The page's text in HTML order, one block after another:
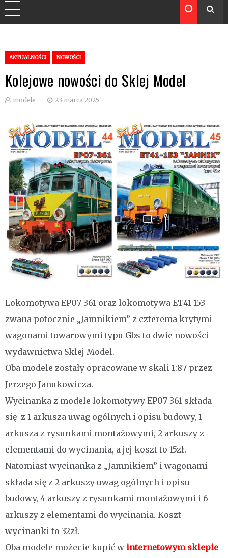
AKTUALNOŚCI NOWOŚCI
Kolejowe nowości do Sklej Model
modele 23 marca 2025
Lokomotywa EP07-361 oraz lokomotywa ET41-153
zwana potocznie „Jamnikiem” z czterema krytymi
wagonami towarowymi typu Gbs to dwie nowości
wydawnictwa Sklej Model.
Oba modele zostały opracowane w skali 1:87 przez
Jerzego Janukowicza.
Wycinanka z modele lokomotywy EP07-361 składa
się z 1 arkusza uwag ogólnych i opisu budowy, 1
arkusza z rysunkami montażowymi, 2 arkuszy z
elementami do wycinania, a jej koszt to 15zł.
Natomiast wycinanka z „Jamnikiem” i wagonami
składa się z 2 arkuszy uwag ogólnych i opisu
budowy, 4 arkuszy z rysunkami montażowymi i 6
arkuszy z elementami do wycinania. Koszt
wycinanki to 32zł.
Oba modele możecie kupić w internetowym sklepie